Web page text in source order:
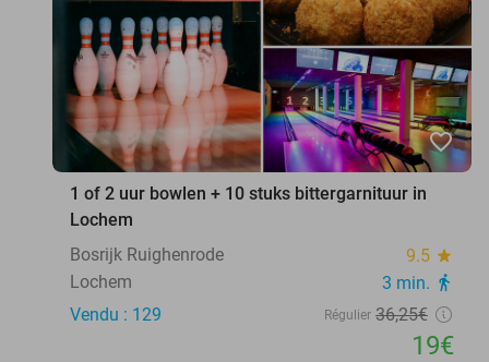
favorite_border
1 of 2 uur bowlen + 10 stuks bittergarnituur in
Lochem
Bosrijk Ruighenrode
9.5 star
Lochem 3 min. directions_walk
Vendu : 129 Régulier 36,25€
19€